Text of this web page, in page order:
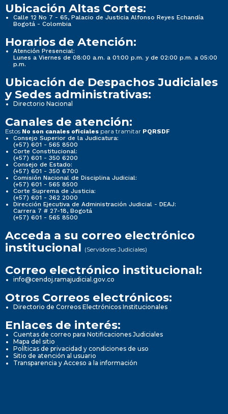
Ubicación Altas Cortes:
Calle 12 No 7 - 65, Palacio de Justicia Alfonso Reyes Echandía
Bogotá - Colombia
Horarios de Atención:
Atención Presencial:
Lunes a Viernes de 08:00 a.m. a 01:00 p.m. y de 02:00 p.m. a 05:00
p.m.
Ubicación de Despachos Judiciales
y Sedes administrativas:
Directorio Nacional
Canales de atención:
Estos No son canales oficiales para tramitar PQRSDF
Consejo Superior de la Judicatura:
(+57) 601 - 565 8500
Corte Constitucional:
(+57) 601 - 350 6200
Consejo de Estado:
(+57) 601 - 350 6700
Comisión Nacional de Disciplina Judicial:
(+57) 601 - 565 8500
Corte Suprema de Justicia:
(+57) 601 - 362 2000
Dirección Ejecutiva de Administración Judicial - DEAJ:
Carrera 7 # 27-18, Bogotá
(+57) 601 - 565 8500
Acceda a su correo electrónico
institucional (Servidores Judiciales)
Correo electrónico institucional:
info@cendoj.ramajudicial.gov.co
Otros Correos electrónicos:
Directorio de Correos Electrónicos Institucionales
Enlaces de interés:
Cuentas de correo para Notificaciones Judiciales
Mapa del sitio
Políticas de privacidad y condiciones de uso
Sitio de atención al usuario
Transparencia y Acceso a la información